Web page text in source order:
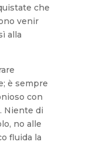
che
venir
alla
è sempre
con
Niente di
no alle
fluida la